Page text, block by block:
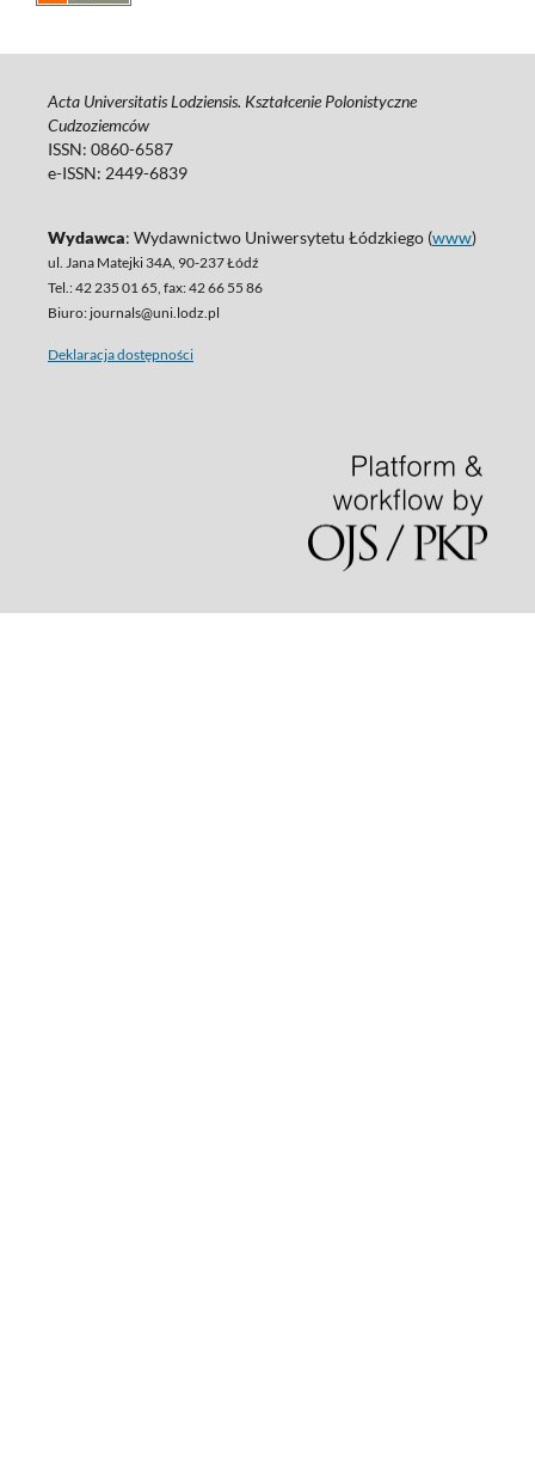
Acta Universitatis Lodziensis. Kształcenie Polonistyczne
Cudzoziemców
ISSN: 0860-6587
e-ISSN: 2449-6839
Wydawca: Wydawnictwo Uniwersytetu Łódzkiego (www)
ul. Jana Matejki 34A, 90-237 Łódź
Tel.: 42 235 01 65, fax: 42 66 55 86
Biuro: journals@uni.lodz.pl
Deklaracja dostępności